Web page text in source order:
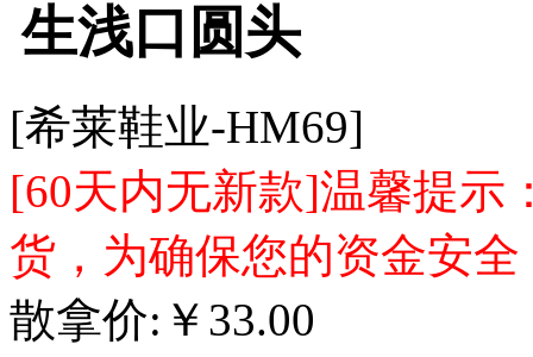
生浅口圆头
[希莱鞋业-HM69]
[60天内无新款]温馨提示
货，为确保您的资金安
散拿价: ￥ 33.00